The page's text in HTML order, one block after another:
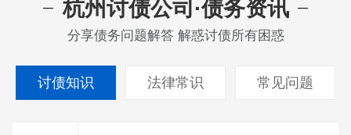
杭州讨债公司·债务资讯
分享债务问题解答 解惑讨债所有困惑
讨债知识 法律常识 常见问题